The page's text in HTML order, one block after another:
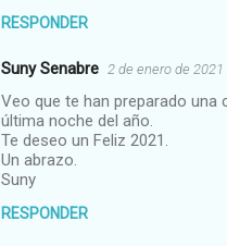
RESPONDER
Suny Senabre 2 de enero de
Veo que te han preparado una
última noche del año.
Te deseo un Feliz 2021.
Un abrazo.
Suny
RESPONDER